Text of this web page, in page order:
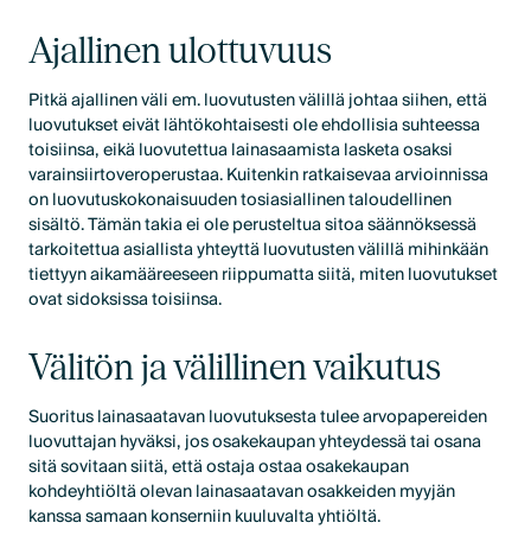
Ajallinen ulottuvuus
Pitkä ajallinen väli em. luovutusten välillä johtaa siihen, että
luovutukset eivät lähtökohtaisesti ole ehdollisia suhteessa
toisiinsa, eikä luovutettua lainasaamista lasketa osaksi
varainsiirtoveroperustaa. Kuitenkin ratkaisevaa arvioinnissa
on luovutuskokonaisuuden tosiasiallinen taloudellinen
sisältö. Tämän takia ei ole perusteltua sitoa säännöksessä
tarkoitettua asiallista yhteyttä luovutusten välillä mihinkään
tiettyyn aikamääreeseen riippumatta siitä, miten luovutukset
ovat sidoksissa toisiinsa.
Välitön ja välillinen vaikutus
Suoritus lainasaatavan luovutuksesta tulee arvopapereiden
luovuttajan hyväksi, jos osakekaupan yhteydessä tai osana
sitä sovitaan siitä, että ostaja ostaa osakekaupan
kohdeyhtiöltä olevan lainasaatavan osakkeiden myyjän
kanssa samaan konserniin kuuluvalta yhtiöltä.